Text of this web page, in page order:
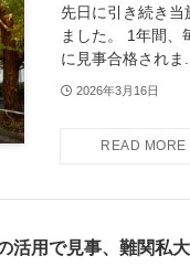
先日に引き続き当
ました。 1年間
に見事合格されま...
2026年3月16日
活用で見事、難関私